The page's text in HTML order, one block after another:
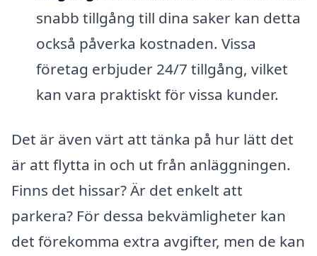
snabb tillgång till dina saker kan detta
också påverka kostnaden. Vissa
företag erbjuder 24/7 tillgång, vilket
kan vara praktiskt för vissa kunder.
Det är även värt att tänka på hur lätt det
är att flytta in och ut från anläggningen.
Finns det hissar? Är det enkelt att
parkera? För dessa bekvämligheter kan
det förekomma extra avgifter, men de kan